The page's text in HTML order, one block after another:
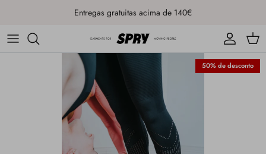
Entregas gratuitas acima de 140€
Conta
50% de desconto